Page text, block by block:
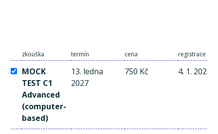
zkouška termín cena registrace a
MOCK
TEST C1
Advanced
(computer-
based)
13. ledna
2027
750 Kč 4. 1. 2027